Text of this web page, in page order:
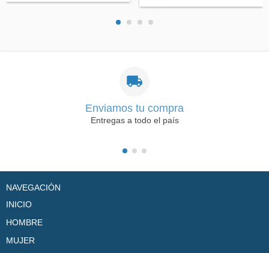
Enviamos tu compra
Entregas a todo el país
NAVEGACIÓN
INICIO
HOMBRE
MUJER